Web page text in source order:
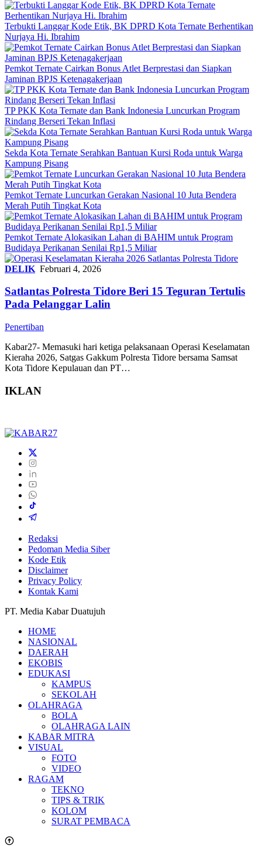
Terbukti Langgar Kode Etik, BK DPRD Kota Ternate Berhentikan
Nurjaya Hi. Ibrahim
Pemkot Ternate Cairkan Bonus Atlet Berprestasi dan Siapkan
Jaminan BPJS Ketenagakerjaan
TP PKK Kota Ternate dan Bank Indonesia Luncurkan Program
Rindang Berseri Tekan Inflasi
Sekda Kota Ternate Serahkan Bantuan Kursi Roda untuk Warga
Kampung Pisang
Pemkot Ternate Luncurkan Gerakan Nasional 10 Juta Bendera
Merah Putih Tingkat Kota
Pemkot Ternate Alokasikan Lahan di BAHIM untuk Program
Budidaya Perikanan Senilai Rp1,5 Miliar
DELIK Februari 4, 2026
Satlantas Polresta Tidore Beri 15 Teguran Tertulis
Pada Pelanggar Lalin
Penertiban
Kabar27- Memasuki hari ketiga pelaksanaan Operasi Keselamatan
Kieraha 2026, Satgas Gakkum Polresta Tidore bersama Samsat
Kota Tidore Kepulauan dan PT…
IKLAN
Redaksi
Pedoman Media Siber
Kode Etik
Disclaimer
Privacy Policy
Kontak Kami
PT. Media Kabar Duatujuh
HOME
NASIONAL
DAERAH
EKOBIS
EDUKASI
KAMPUS
SEKOLAH
OLAHRAGA
BOLA
OLAHRAGA LAIN
KABAR MITRA
VISUAL
FOTO
VIDEO
RAGAM
TEKNO
TIPS & TRIK
KOLOM
SURAT PEMBACA